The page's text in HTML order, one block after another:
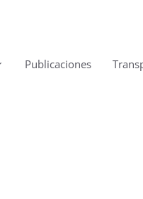
Publicaciones